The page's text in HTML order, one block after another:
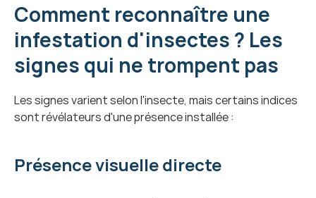
Comment reconnaître une
infestation d'insectes ? Les
signes qui ne trompent pas
Les signes varient selon l'insecte, mais certains indices
sont révélateurs d'une présence installée :
Présence visuelle directe